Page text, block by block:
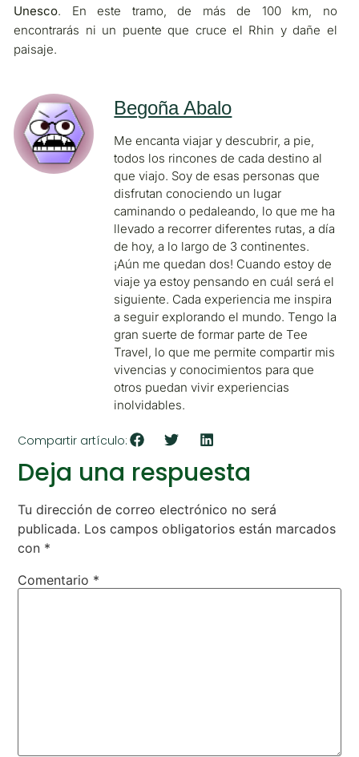
Unesco. En este tramo, de más de 100 km, no
encontrarás ni un puente que cruce el Rhin y dañe el
paisaje.
Begoña Abalo
Me encanta viajar y descubrir, a pie,
todos los rincones de cada destino al
que viajo. Soy de esas personas que
disfrutan conociendo un lugar
caminando o pedaleando, lo que me ha
llevado a recorrer diferentes rutas, a día
de hoy, a lo largo de 3 continentes.
¡Aún me quedan dos! Cuando estoy de
viaje ya estoy pensando en cuál será el
siguiente. Cada experiencia me inspira
a seguir explorando el mundo. Tengo la
gran suerte de formar parte de Tee
Travel, lo que me permite compartir mis
vivencias y conocimientos para que
otros puedan vivir experiencias
inolvidables.
Compartir artículo:
Deja una respuesta
Tu dirección de correo electrónico no será
publicada. Los campos obligatorios están marcados
con *
Comentario *